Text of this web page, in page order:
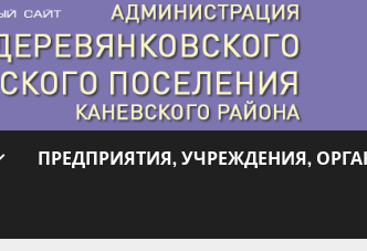
ПРЕДПРИЯТИЯ, УЧРЕЖДЕНИЯ,